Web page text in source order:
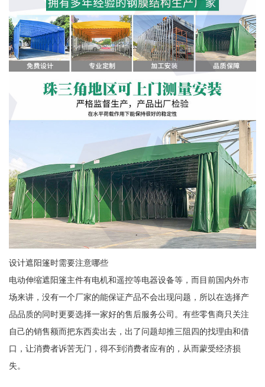
设计遮阳篷时需要注意哪些
电动伸缩遮阳篷主件有电机和遥控等电器设备等，而目前国内外市
场来讲，没有一个厂家的能保证产品不会出现问题，所以在选择产
品品质的同时更要选择一家好的售后服务公司。有些零售商只关注
自己的销售额而把东西卖出去，出了问题却推三阻四的找理由和借
口，让消费者诉苦无门，得不到消费者应有的，从而蒙受经济损
失。